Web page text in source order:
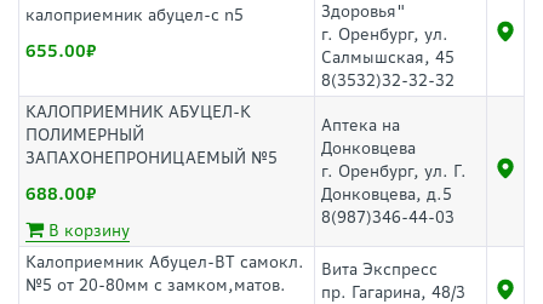
калоприемник абуцел-с n5
655.00
Здоровья"
г. Оренбург, ул.
Салмышская, 45
8(3532)32-32-32
КАЛОПРИЕМНИК АБУЦЕЛ-К
ПОЛИМЕРНЫЙ
ЗАПАХОНЕПРОНИЦАЕМЫЙ №5
688.00
В корзину
Аптека на
Донковцева
г. Оренбург, ул. Г.
Донковцева, д.5
8(987)346-44-03
Калоприемник Абуцел-ВТ самокл.
№5 от 20-80мм с замком,матов.
Вита Экспресс
пр. Гагарина, 48/3